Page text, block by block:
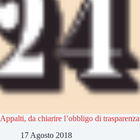
Appalti, da chiarire l’obbligo di
17 Agosto 2018